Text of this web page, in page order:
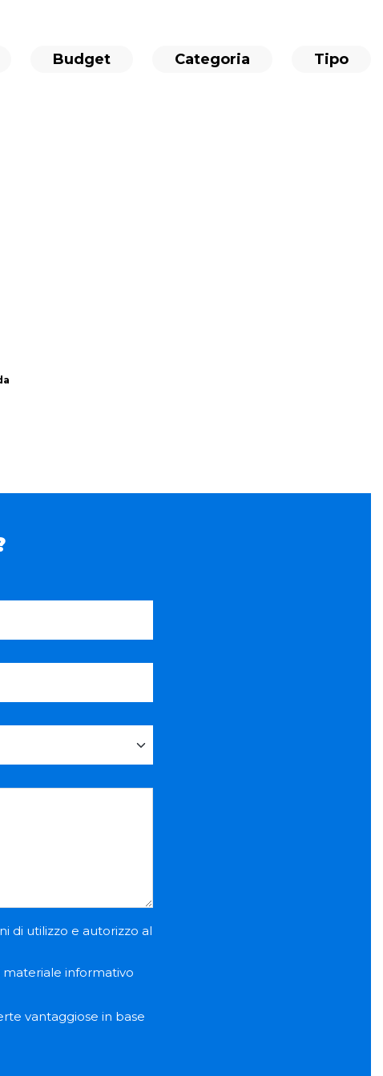
Budget Categoria Tipo
di utilizzo e autorizzo al
materiale informativo
vantaggiose in base